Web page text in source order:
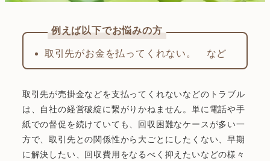
取引先がお金を払ってくれない。 など
取引先が売掛金などを支払ってくれないなどのトラブル
は、自社の経営破綻に繋がりかねません。単に電話や手
紙での督促を続けていても、回収困難なケースが多い一
方で、取引先との関係性から大ごとにしたくない、早期
に解決したい、回収費用をなるべく抑えたいなどの様々